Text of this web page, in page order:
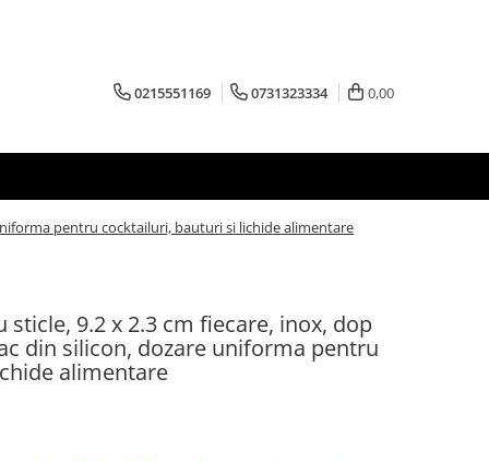
0215551169 0731323334 0,00
pentru cocktailuri, bauturi si lichide alimentare
9.2 x 2.3 cm fiecare, inox, dop
din silicon, dozare uniforma pentru
alimentare